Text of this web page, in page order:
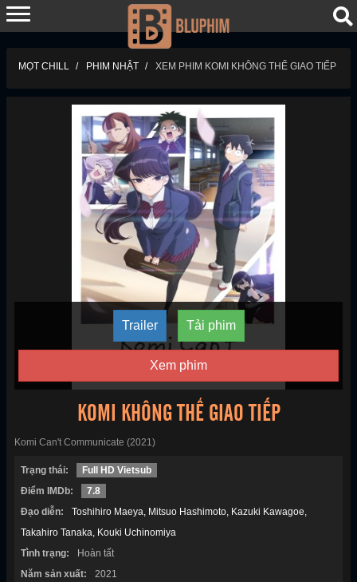
MỌT CHILL PHIM NHẬT XEM PHIM KOMI KHÔNG THỂ GIAO TIẾP
Trailer Tải phim
Xem phim
KOMI KHÔNG THỂ GIAO TIẾP
Komi Can't Communicate (2021)
Trạng thái:
Full HD Vietsub
Điểm IMDb:
7.8
Đạo diễn:
Toshihiro Maeya Mitsuo Hashimoto Kazuki Kawagoe
Takahiro Tanaka Kouki Uchinomiya
Tình trạng:
Hoàn tất
Năm sản xuất:
2021